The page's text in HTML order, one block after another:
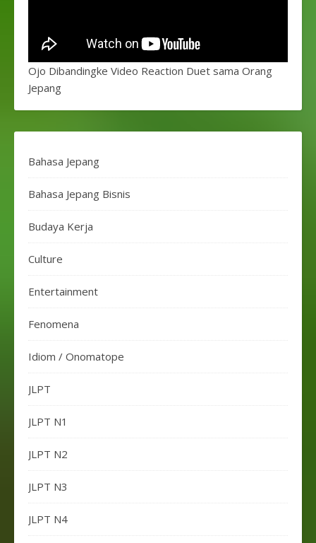
Ojo Dibandingke Video Reaction Duet sama Orang
Jepang
Bahasa Jepang
Bahasa Jepang Bisnis
Budaya Kerja
Culture
Entertainment
Fenomena
Idiom / Onomatope
JLPT
JLPT N1
JLPT N2
JLPT N3
JLPT N4